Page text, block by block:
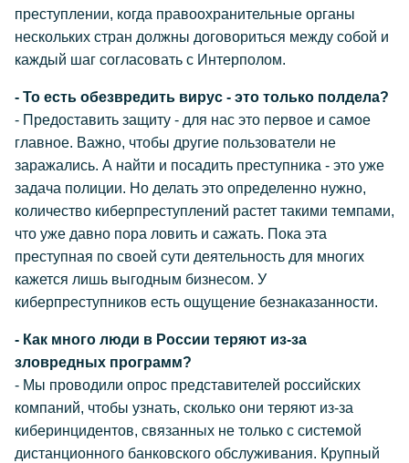
преступлении, когда правоохранительные органы
нескольких стран должны договориться между собой и
каждый шаг согласовать с Интерполом.
- То есть обезвредить вирус - это только полдела?
- Предоставить защиту - для нас это первое и самое
главное. Важно, чтобы другие пользователи не
заражались. А найти и посадить преступника - это уже
задача полиции. Но делать это определенно нужно,
количество киберпреступлений растет такими темпами,
что уже давно пора ловить и сажать. Пока эта
преступная по своей сути деятельность для многих
кажется лишь выгодным бизнесом. У
киберпреступников есть ощущение безнаказанности.
- Как много люди в России теряют из-за
зловредных программ?
- Мы проводили опрос представителей российских
компаний, чтобы узнать, сколько они теряют из-за
киберинцидентов, связанных не только с системой
дистанционного банковского обслуживания. Крупный